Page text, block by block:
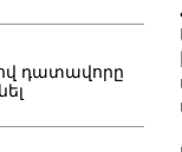
դատավորը